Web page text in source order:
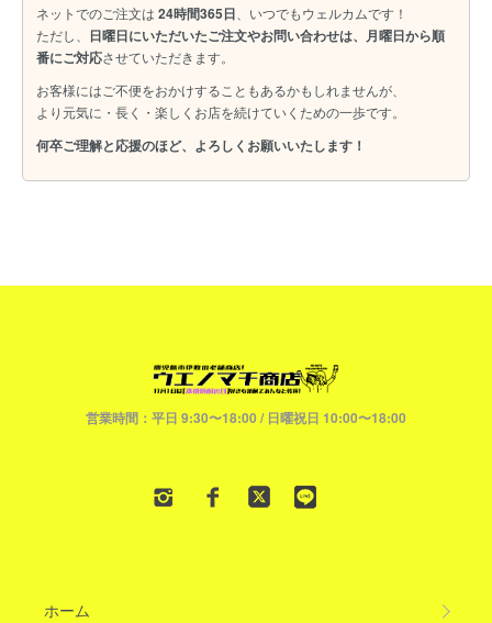
ネットでのご注文は 24時間365日、いつでもウェルカムです！
ただし、
日曜日にいただいたご注文やお問い合わせは、月曜日から順
番にご対応させていただきます。
お客様にはご不便をおかけすることもあるかもしれませんが、
より元気に・長く・楽しくお店を続けていくための一歩です。
何卒ご理解と応援のほど、よろしくお願いいたします！
営業時間：平日 9:30〜18:00 / 日曜祝日 10:00〜18:00
ホーム